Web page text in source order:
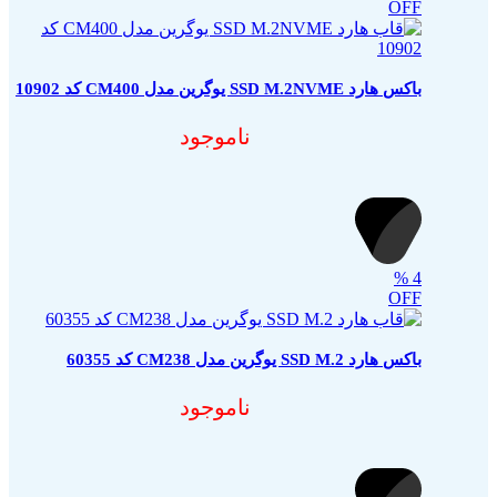
OFF
باکس هارد SSD M.2NVME یوگرین مدل CM400 کد 10902
ناموجود
4
%
OFF
باکس هارد SSD M.2 یوگرین مدل CM238 کد 60355
ناموجود